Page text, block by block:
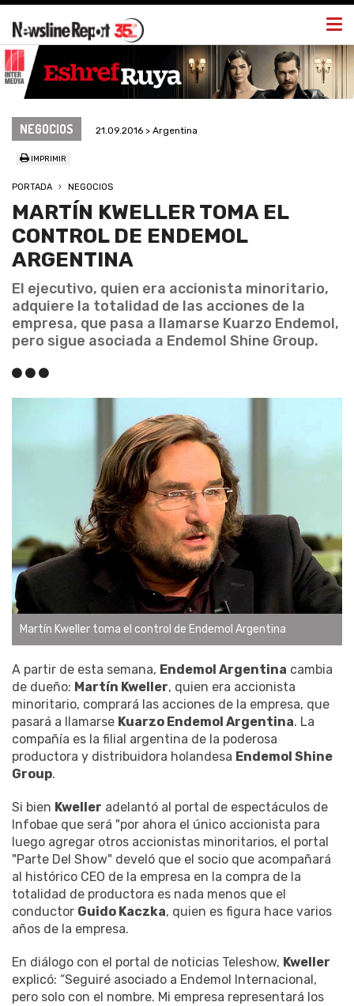
NEGOCIOS 21.09.2016 > Argentina
IMPRIMIR
PORTADA NEGOCIOS
MARTÍN KWELLER TOMA EL
CONTROL DE ENDEMOL
ARGENTINA
El ejecutivo, quien era accionista minoritario,
adquiere la totalidad de las acciones de la
empresa, que pasa a llamarse Kuarzo Endemol,
pero sigue asociada a Endemol Shine Group.
Martín Kweller toma el control de Endemol Argentina
A partir de esta semana, Endemol Argentina cambia
de dueño: Martín Kweller, quien era accionista
minoritario, comprará las acciones de la empresa, que
pasará a llamarse Kuarzo Endemol Argentina. La
compañía es la filial argentina de la poderosa
productora y distribuidora holandesa Endemol Shine
Group.
Si bien Kweller adelantó al portal de espectáculos de
Infobae que será "por ahora el único accionista para
luego agregar otros accionistas minoritarios, el portal
"Parte Del Show" develó que el socio que acompañará
al histórico CEO de la empresa en la compra de la
totalidad de productora es nada menos que el
conductor Guido Kaczka, quien es figura hace varios
años de la empresa.
En diálogo con el portal de noticias Teleshow, Kweller
explicó: “Seguiré asociado a Endemol Internacional,
pero solo con el nombre. Mi empresa representará los